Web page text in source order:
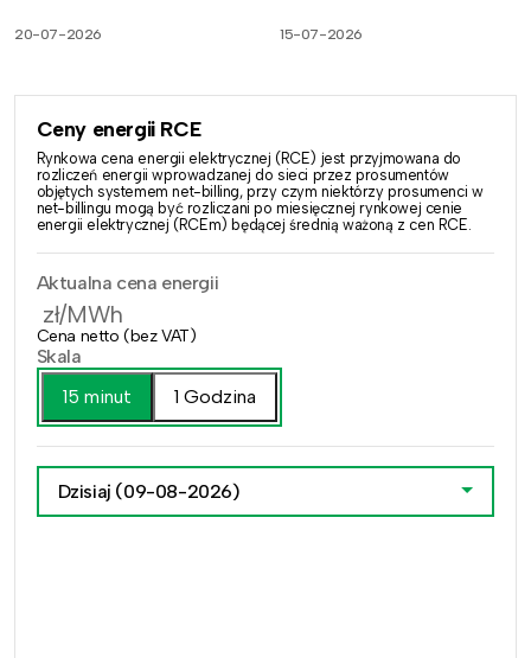
20-07-2026 15-07-2026
Ceny energii RCE
Rynkowa cena energii elektrycznej (RCE) jest przyjmowana do
rozliczeń energii wprowadzanej do sieci przez prosumentów
objętych systemem net-billing, przy czym niektórzy prosumenci w
net-billingu mogą być rozliczani po miesięcznej rynkowej cenie
energii elektrycznej (RCEm) będącej średnią ważoną z cen RCE.
Aktualna cena energii
zł/MWh
Cena netto (bez VAT)
Skala
15 minut
1 Godzina
Dzisiaj (09-08-2026)